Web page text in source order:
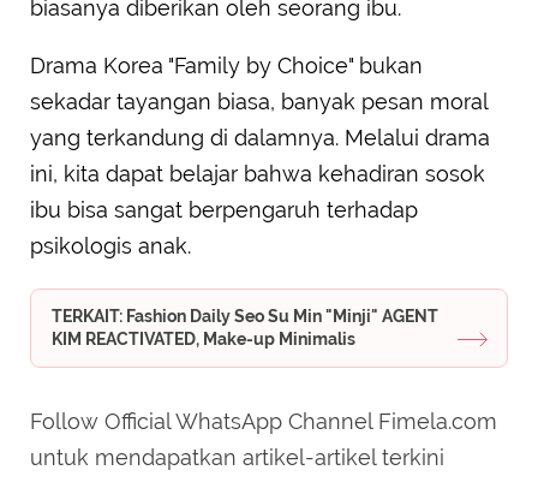
biasanya diberikan oleh seorang ibu.
Drama Korea "Family by Choice" bukan
sekadar tayangan biasa, banyak pesan moral
yang terkandung di dalamnya. Melalui drama
ini, kita dapat belajar bahwa kehadiran sosok
ibu bisa sangat berpengaruh terhadap
psikologis anak.
TERKAIT: Fashion Daily Seo Su Min "Minji" AGENT
KIM REACTIVATED, Make-up Minimalis
Follow Official WhatsApp Channel Fimela.com
untuk mendapatkan artikel-artikel terkini